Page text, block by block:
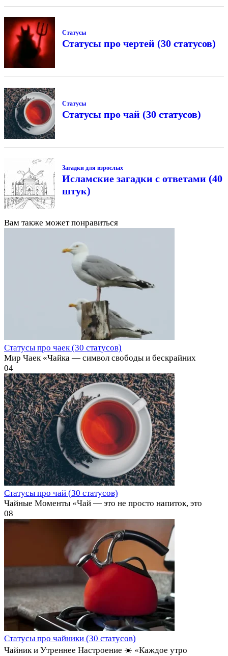
Статусы
Статусы про чертей (30 статусов)
Статусы
Статусы про чай (30 статусов)
Загадки для взрослых
Исламские загадки с ответами (40
штук)
Вам также может понравиться
Статусы про чаек (30 статусов)
Мир Чаек «Чайка — символ свободы и бескрайних
04
Статусы про чай (30 статусов)
Чайные Моменты «Чай — это не просто напиток, это
08
Статусы про чайники (30 статусов)
Чайник и Утреннее Настроение ☀️ «Каждое утро